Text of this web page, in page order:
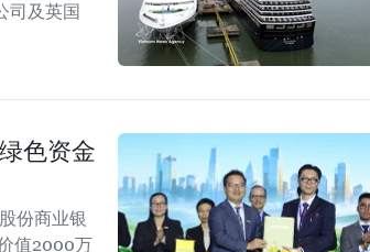
司及英国
色资金
份商业银
值2000万